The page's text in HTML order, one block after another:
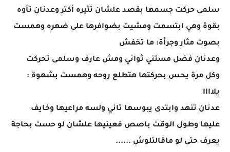
سلمى حركت جسمها بقصد علشان تثيره أكتر وعدنان تأوه
بقوة وهي ابتسمت ومشيت بضوافرها على ضهره وهمست
بصوت مثار وجرأة: ما تخفش
وعدنان فضل مستني ثواني ومش عارف وسلمى تحركت
وكل مرة يحس بحركتها هتطلع روحه وهمست بشهوة :
يلاااا
عدنان تنهد وابتدى يبوسها تاني ولسه مراعيها وخايف
عليها وطول الوقت باصص فعينيها علشان لو حست بحاجة
يعرف حتى لو ماقالتلوش ......